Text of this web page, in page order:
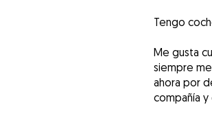
Tengo
Me gusta
siempre
ahora por
compañía y